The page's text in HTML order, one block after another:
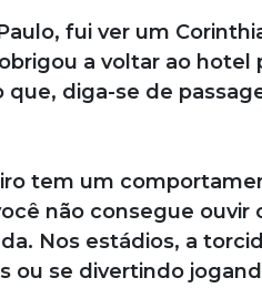
fui ver um
a voltar ao hotel
que, diga-se de
tem um
não consegue ouvir
Nos estádios, a
ou se divertindo